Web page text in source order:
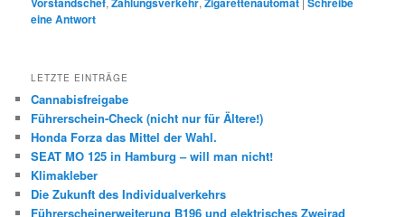
eine Antwort
LETZTE EINTRÄGE
Cannabisfreigabe
Führerschein-Check (nicht nur für Ältere!)
Honda Forza das Mittel der Wahl.
SEAT MO 125 in Hamburg – will man nicht!
Klimakleber
Die Zukunft des Individualverkehrs
Führerscheinerweiterung B196 und elektrisches Zweirad